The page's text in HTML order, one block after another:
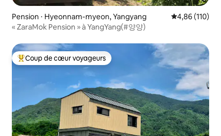
Pension ⋅ Hyeonnam-myeon, Yangyang Évaluation
4,86 (110)
« ZaraMok Pension » à YangYang(#양양)
Coups de cœur voyageurs les plus appréciés
Coup de cœur voyageurs